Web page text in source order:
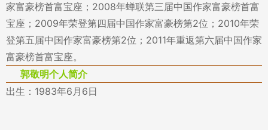
家富豪榜首富宝座；2008年蝉联第三届中国作家富豪榜首富
宝座；2009年荣登第四届中国作家富豪榜第2位；2010年荣
登第五届中国作家富豪榜第2位；2011年重返第六届中国作家
富豪榜首富宝座。
郭敬明个人简介
出生：1983年6月6日